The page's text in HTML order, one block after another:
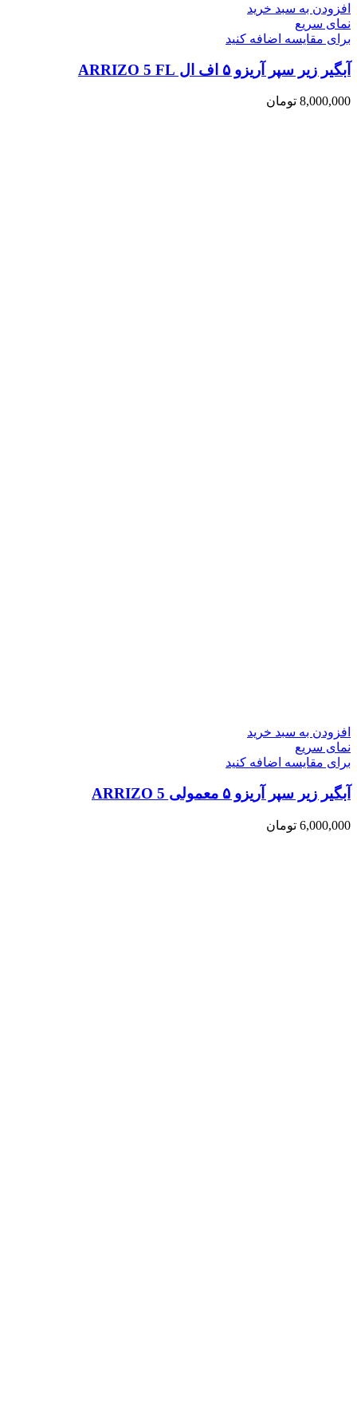
افزودن به سبد خرید
نمای سریع
برای مقایسه اضافه کنید
آبگیر زیر سپر آریزو ۵ اف ال ARRIZO 5 FL
8,000,000 تومان
افزودن به سبد خرید
نمای سریع
برای مقایسه اضافه کنید
آبگیر زیر سپر آریزو ۵ معمولی ARRIZO 5
6,000,000 تومان